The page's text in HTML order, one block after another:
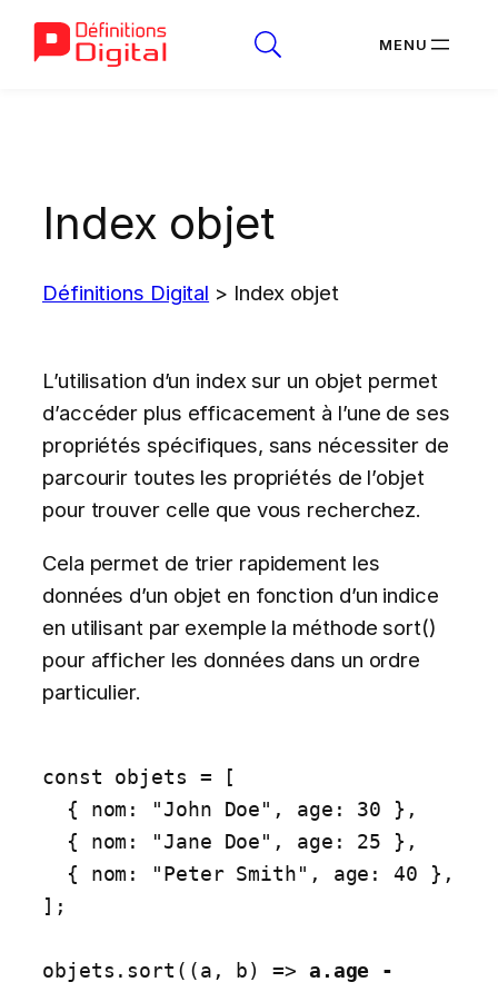
Index objet
Définitions Digital > Index objet
L’utilisation d’un index sur un objet permet
d’accéder plus efficacement à l’une de ses
propriétés spécifiques, sans nécessiter de
parcourir toutes les propriétés de l’objet
pour trouver celle que vous recherchez.
Cela permet de trier rapidement les
données d’un objet en fonction d’un indice
en utilisant par exemple la méthode sort()
pour afficher les données dans un ordre
particulier.
const objets = [
];
objets.sort((a, b) => a.age -